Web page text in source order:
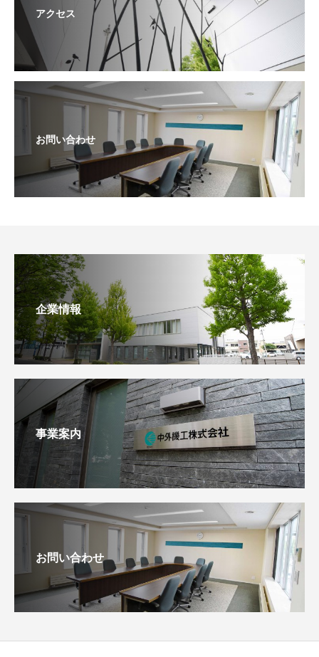
アクセス
お問い合わせ
企業情報
事業案内
お問い合わせ